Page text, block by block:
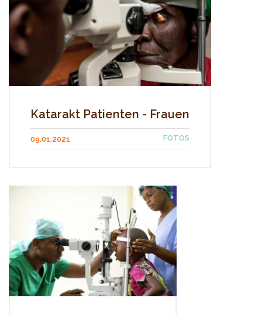
Katarakt Patienten - Frauen
09.01.2021 FOTOS